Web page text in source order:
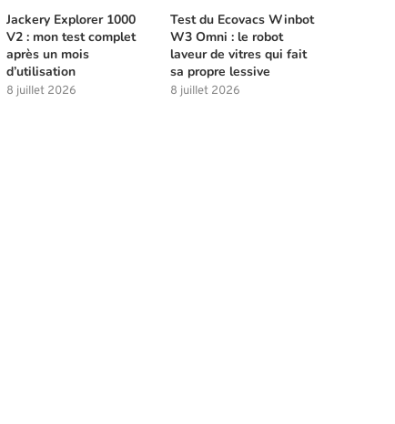
Jackery Explorer 1000
V2 : mon test complet
après un mois
d’utilisation
8 juillet 2026
Test du Ecovacs Winbot
W3 Omni : le robot
laveur de vitres qui fait
sa propre lessive
8 juillet 2026